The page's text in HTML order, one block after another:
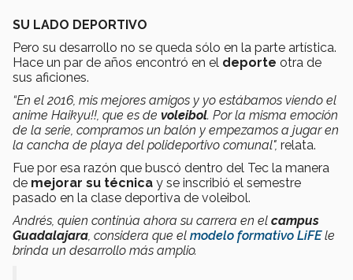
SU LADO DEPORTIVO
Pero su desarrollo no se queda sólo en la parte artística.
Hace un par de años encontró en el deporte otra de
sus aficiones.
“En el 2016, mis mejores amigos y yo estábamos viendo el
anime Haikyu!!, que es de voleibol. Por la misma emoción
de la serie, compramos un balón y empezamos a jugar en
la cancha de playa del polideportivo comunal", relata.
Fue por esa razón que buscó dentro del Tec la manera
de mejorar su técnica y se inscribió el semestre
pasado en la clase deportiva de voleibol.
Andrés, quien continúa ahora su carrera en el campus
Guadalajara , considera que el modelo formativo LiFEle
brinda un desarrollo más amplio.